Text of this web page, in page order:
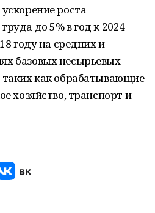
роста
до 5% в год к 2024
году на средних и
базовых несырьевых
как обрабатывающие
хозяйство, транспорт и